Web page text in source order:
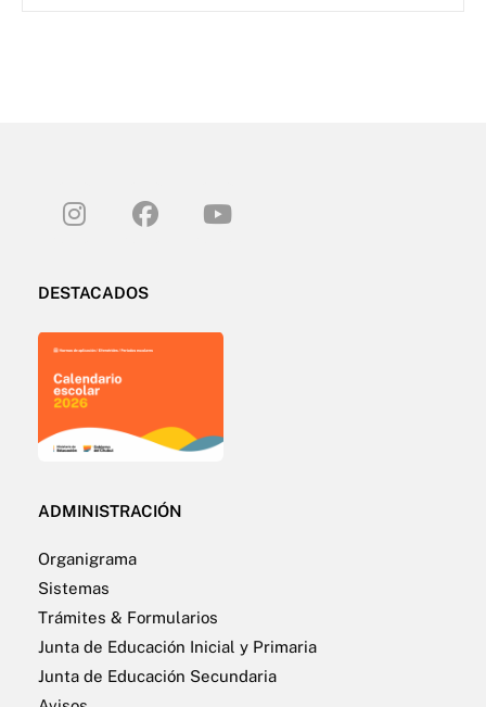
DESTACADOS
ADMINISTRACIÓN
Organigrama
Sistemas
Trámites & Formularios
Junta de Educación Inicial y Primaria
Junta de Educación Secundaria